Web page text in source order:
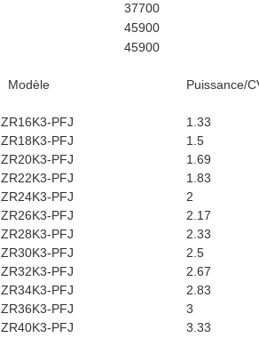
37700
45900
45900
Modèle Puissance/
ZR16K3-PFJ
1.33
ZR18K3-PFJ
1.5
ZR20K3-PFJ
1.69
ZR22K3-PFJ
1.83
ZR24K3-PFJ
2
ZR26K3-PFJ
2.17
ZR28K3-PFJ
2.33
ZR30K3-PFJ
2.5
ZR32K3-PFJ
2.67
ZR34K3-PFJ
2.83
ZR36K3-PFJ
3
ZR40K3-PFJ
3.33